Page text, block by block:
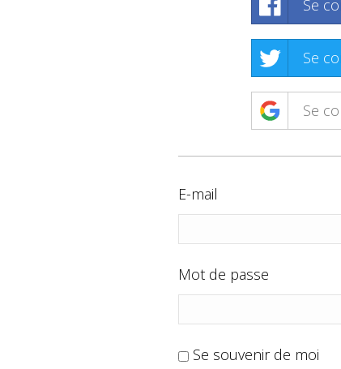
Se
Se
Se
E-mail
Mot de passe
Se souvenir de moi